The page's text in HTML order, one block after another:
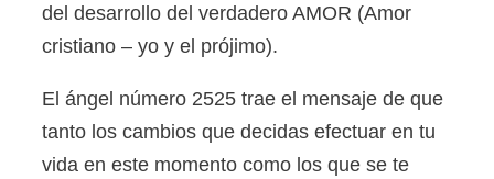
del desarrollo del verdadero AMOR (Amor
cristiano – yo y el prójimo).
El ángel número 2525 trae el mensaje de que
tanto los cambios que decidas efectuar en tu
vida en este momento como los que se te